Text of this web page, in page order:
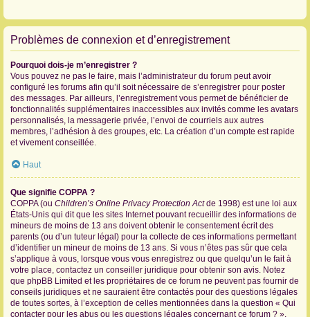
Problèmes de connexion et d’enregistrement
Pourquoi dois-je m’enregistrer ?
Vous pouvez ne pas le faire, mais l’administrateur du forum peut avoir
configuré les forums afin qu’il soit nécessaire de s’enregistrer pour poster
des messages. Par ailleurs, l’enregistrement vous permet de bénéficier de
fonctionnalités supplémentaires inaccessibles aux invités comme les avatars
personnalisés, la messagerie privée, l’envoi de courriels aux autres
membres, l’adhésion à des groupes, etc. La création d’un compte est rapide
et vivement conseillée.
Haut
Que signifie COPPA ?
COPPA (ou Children’s Online Privacy Protection Actde 1998) est une loi aux
États-Unis qui dit que les sites Internet pouvant recueillir des informations de
mineurs de moins de 13 ans doivent obtenir le consentement écrit des
parents (ou d’un tuteur légal) pour la collecte de ces informations permettant
d’identifier un mineur de moins de 13 ans. Si vous n’êtes pas sûr que cela
s’applique à vous, lorsque vous vous enregistrez ou que quelqu’un le fait à
votre place, contactez un conseiller juridique pour obtenir son avis. Notez
que phpBB Limited et les propriétaires de ce forum ne peuvent pas fournir de
conseils juridiques et ne sauraient être contactés pour des questions légales
de toutes sortes, à l’exception de celles mentionnées dans la question « Qui
contacter pour les abus ou les questions légales concernant ce forum ? ».